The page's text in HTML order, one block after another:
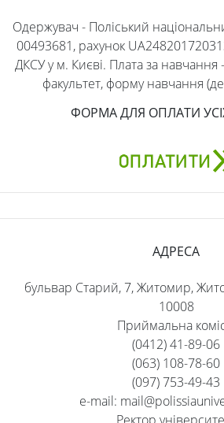
Одержувач - Поліський
00493681, рахунок
ДКСУ у м. Києві. Плата за навчання
факультет, форму навчання
ФОРМА ДЛЯ ОПЛАТИ
АДРЕСА
бульвар Старий, 7, Житомир,
10008
Приймальна
(0412) 41-89-06
(063) 108-78-60
(097) 753-49-43
e-mail: